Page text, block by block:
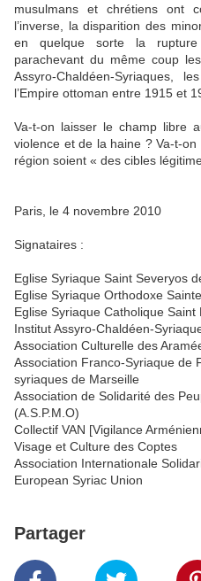
musulmans et chrétiens ont
l’inverse, la disparition des
en quelque sorte la rupture
parachevant du même coup
Assyro-Chaldéen-Syriaques,
l’Empire ottoman entre 1915 et
Va-t-on laisser le champ libre
violence et de la haine ? Va-t-
région soient « des cibles
Paris, le 4 novembre 2010
Signataires :
Eglise Syriaque Saint Severyos
Eglise Syriaque Orthodoxe
Eglise Syriaque Catholique Saint
Institut Assyro-Chaldéen-
Association Culturelle des
Association Franco-Syriaque de
syriaques de Marseille
Association de Solidarité des
(A.S.P.M.O)
Collectif VAN [Vigilance
Visage et Culture des Coptes
Association Internationale
European Syriac Union
Partager